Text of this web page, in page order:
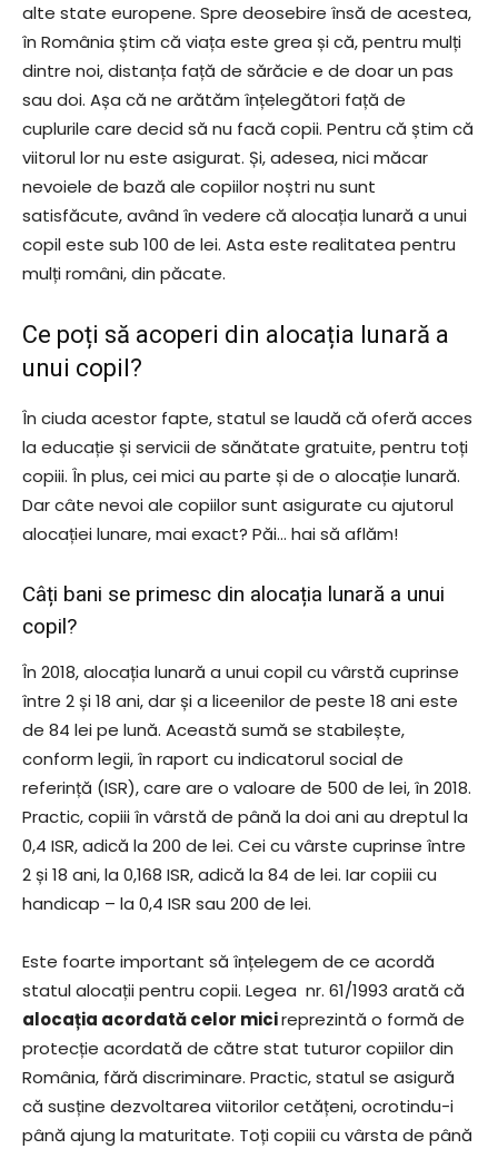
alte state europene. Spre deosebire însă de acestea,
în România știm că viața este grea și că, pentru mulți
dintre noi, distanța față de sărăcie e de doar un pas
sau doi. Așa că ne arătăm înțelegători față de
cuplurile care decid să nu facă copii. Pentru că știm că
viitorul lor nu este asigurat. Și, adesea, nici măcar
nevoiele de bază ale copiilor noștri nu sunt
satisfăcute, având în vedere că alocația lunară a unui
copil este sub 100 de lei. Asta este realitatea pentru
mulți români, din păcate.
Ce poți să acoperi din alocația lunară a
unui copil?
În ciuda acestor fapte, statul se laudă că oferă acces
la educație și servicii de sănătate gratuite, pentru toți
copiii. În plus, cei mici au parte și de o alocație lunară.
Dar câte nevoi ale copiilor sunt asigurate cu ajutorul
alocației lunare, mai exact? Păi… hai să aflăm!
Câți bani se primesc din alocația lunară a unui
copil?
În 2018, alocația lunară a unui copil cu vârstă cuprinse
între 2 și 18 ani, dar și a liceenilor de peste 18 ani este
de 84 lei pe lună. Această sumă se stabilește,
conform legii, în raport cu indicatorul social de
referință (ISR), care are o valoare de 500 de lei, în 2018.
Practic, copiii în vârstă de până la doi ani au dreptul la
0,4 ISR, adică la 200 de lei. Cei cu vârste cuprinse între
2 și 18 ani, la 0,168 ISR, adică la 84 de lei. Iar copiii cu
handicap – la 0,4 ISR sau 200 de lei.
Este foarte important să înțelegem de ce acordă
statul alocații pentru copii. Legea nr. 61/1993 arată că
alocația acordată celor micireprezintă o formă de
protecție acordată de către stat tuturor copiilor din
România, fără discriminare. Practic, statul se asigură
că susține dezvoltarea viitorilor cetățeni, ocrotindu-i
până ajung la maturitate. Toți copiii cu vârsta de până